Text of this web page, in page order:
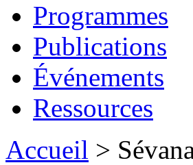
Programmes
Publications
Événements
Ressources
Accueil >